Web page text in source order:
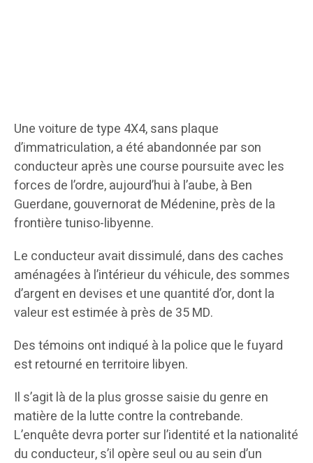
Une voiture de type 4X4, sans plaque
d’immatriculation, a été abandonnée par son
conducteur après une course poursuite avec les
forces de l’ordre, aujourd’hui à l’aube, à Ben
Guerdane, gouvernorat de Médenine, près de la
frontière tuniso-libyenne.
Le conducteur avait dissimulé, dans des caches
aménagées à l’intérieur du véhicule, des sommes
d’argent en devises et une quantité d’or, dont la
valeur est estimée à près de 35 MD.
Des témoins ont indiqué à la police que le fuyard
est retourné en territoire libyen.
Il s’agit là de la plus grosse saisie du genre en
matière de la lutte contre la contrebande.
L’enquête devra porter sur l’identité et la nationalité
du conducteur, s’il opère seul ou au sein d’un